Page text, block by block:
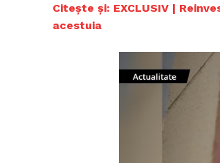
Citește și: EXCLUSIV |
acestuia